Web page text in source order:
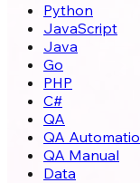
Python
JavaScript
Java
Go
PHP
C#
QA
QA
QA Manual
Data